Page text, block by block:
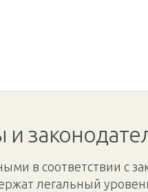
в соответствии с
легальный